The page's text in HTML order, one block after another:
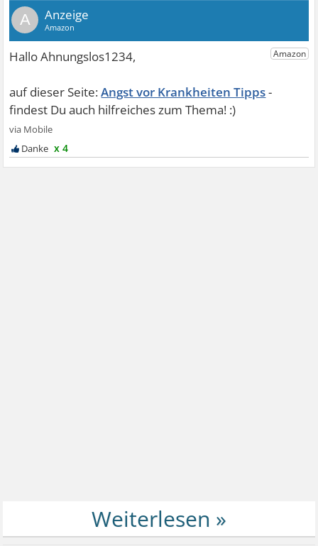
A
Angst vor Krankheiten Tipps
x 4